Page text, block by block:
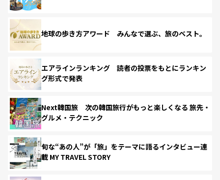
地球の歩き方アワード みんなで選ぶ、旅のベスト。
エアラインランキング 読者の投票をもとにランキン
グ形式で発表
Next韓国旅 次の韓国旅行がもっと楽しくなる 旅先・
グルメ・テクニック
旬な“あの人”が「旅」をテーマに語るインタビュー連
載 MY TRAVEL STORY